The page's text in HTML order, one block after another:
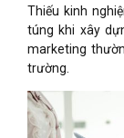
Thiếu kinh
túng khi xây
marketing
trường.